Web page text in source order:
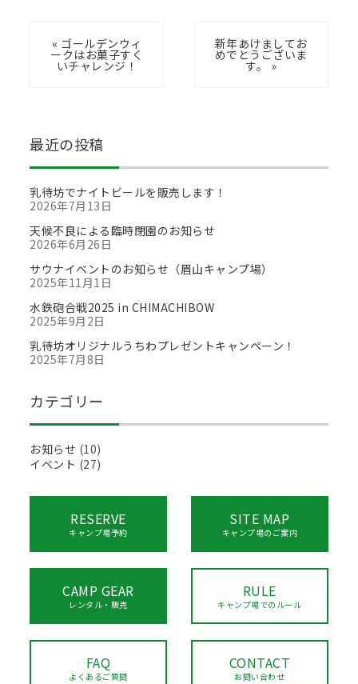
« ゴールデンウィ
ークはお菓子すく
いチャレンジ！
新年あけましてお
めでとうございま
す。 »
最近の投稿
乳待坊でナイトビールを販売します！
2026年7月13日
天候不良による臨時閉園のお知らせ
2026年6月26日
サウナイベントのお知らせ（眉山キャンプ場）
2025年11月1日
水鉄砲合戦2025 in CHIMACHIBOW
2025年9月2日
乳待坊オリジナルうちわプレゼントキャンペーン！
2025年7月8日
カテゴリー
お知らせ (10)
イベント (27)
RESERVE
キャンプ場予約
SITE MAP
キャンプ場のご案内
CAMP GEAR
レンタル・販売
RULE
キャンプ場でのルール
FAQ
よくあるご質問
CONTACT
お問い合わせ